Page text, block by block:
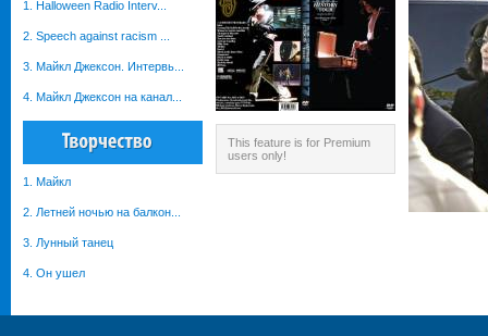
1. Halloween Radio Interv...
2. Speech against racism ...
3. Майкл Джексон. Интервь...
4. Майкл Джексон на канал...
1. Майкл
2. Летней ночью на балкон...
3. Лунный танец
4. Он ушел
This feature is for Premium
users only!